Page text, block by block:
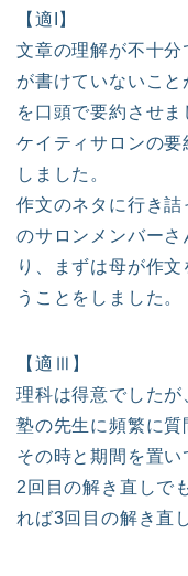
【適I】
文章の理解が不十
が書けていないこ
を口頭で要約させま
ケイティサロンの
しました。
作文のネタに行き
のサロンメンバー
り、まずは母が作
うことをしました。
【適Ⅲ】
理科は得意でしたが
塾の先生に頻繁に質
その時と期間を置い
2回目の解き直しで
れば3回目の解き直